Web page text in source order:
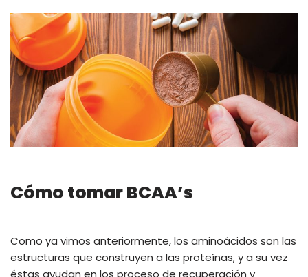
Cómo tomar BCAA’s
Como ya vimos anteriormente, los aminoácidos son las
estructuras que construyen a las proteínas, y a su vez
éstas ayudan en los proceso de recuperación y